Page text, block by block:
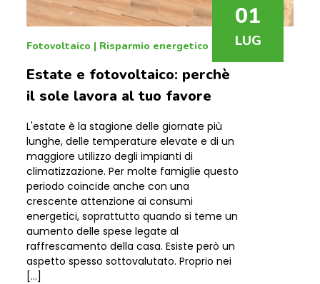
01
LUG
Fotovoltaico | Risparmio energetico
Estate e fotovoltaico: perchè
il sole lavora al tuo favore
L'estate è la stagione delle giornate più
lunghe, delle temperature elevate e di un
maggiore utilizzo degli impianti di
climatizzazione. Per molte famiglie questo
periodo coincide anche con una
crescente attenzione ai consumi
energetici, soprattutto quando si teme un
aumento delle spese legate al
raffrescamento della casa. Esiste però un
aspetto spesso sottovalutato. Proprio nei
[…]